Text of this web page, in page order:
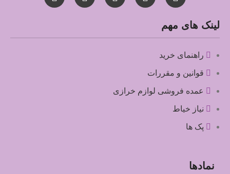
لینک های مهم
راهنمای خرید
قوانین و مقررات
عمده فروشی لوازم خرازی
نیاز خیاط
پک ها
نمادها